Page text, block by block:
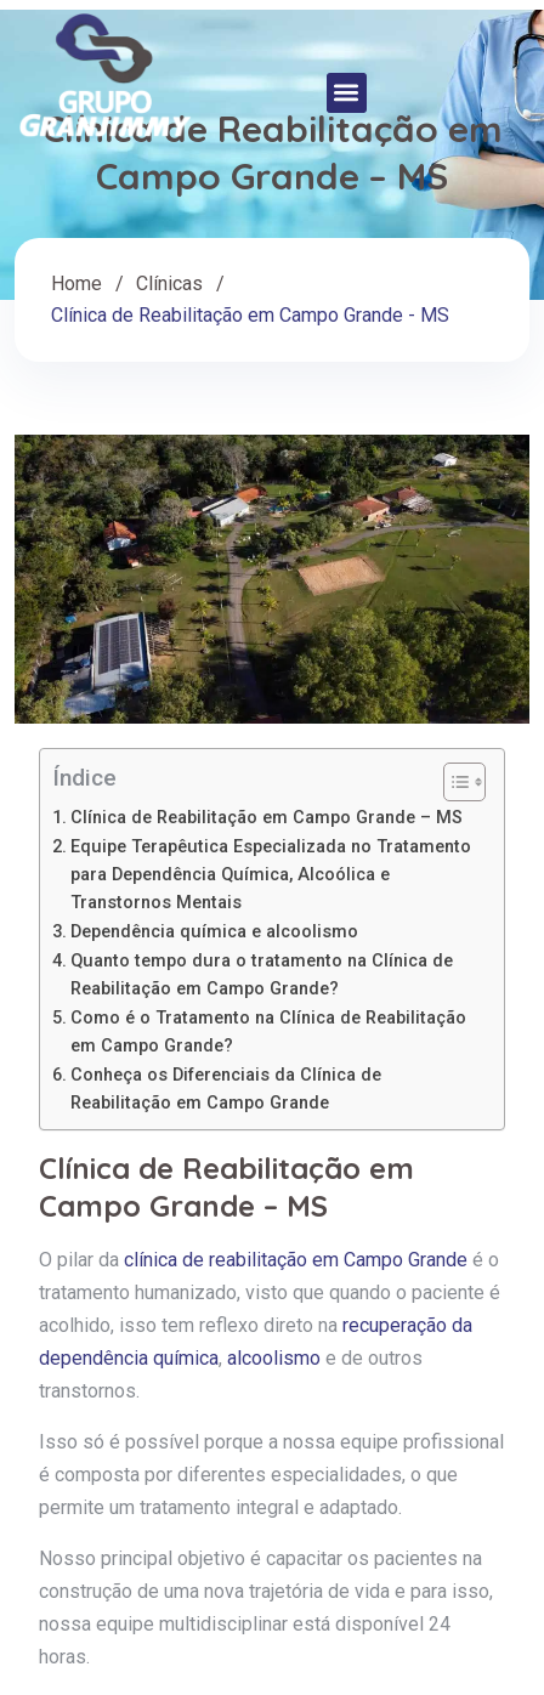
Clínica de Reabilitação em
Campo Grande – MS
Home
Clínicas
Clínica de Reabilitação em Campo Grande - MS
Índice
Clínica de Reabilitação em Campo Grande – MS
Equipe Terapêutica Especializada no Tratamento
para Dependência Química, Alcoólica e
Transtornos Mentais
Dependência química e alcoolismo
Quanto tempo dura o tratamento na Clínica de
Reabilitação em Campo Grande?
Como é o Tratamento na Clínica de Reabilitação
em Campo Grande?
Conheça os Diferenciais da Clínica de
Reabilitação em Campo Grande
Clínica de Reabilitação em
Campo Grande – MS
O pilar da clínica de reabilitação em Campo Grande é o
tratamento humanizado, visto que quando o paciente é
acolhido, isso tem reflexo direto na recuperação da
dependência química, alcoolismo e de outros
transtornos.
Isso só é possível porque a nossa equipe profissional
é composta por diferentes especialidades, o que
permite um tratamento integral e adaptado.
Nosso principal objetivo é capacitar os pacientes na
construção de uma nova trajetória de vida e para isso,
nossa equipe multidisciplinar está disponível 24
horas.